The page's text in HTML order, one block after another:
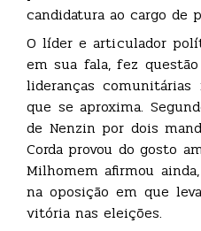
O líder e articulador
em sua fala, fez
lideranças
que se aproxima.
de Nenzin por dois
Corda provou do gosto
Milhomem afirmou
na oposição em que
vitória nas eleições.